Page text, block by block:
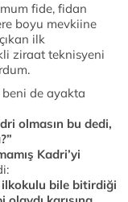
fide, fidan
boyu mevkiine
ilk
ziraat teknisyeni
beni de ayakta
olmasın bu dedi,
Kadri’yi
bile bitirdiği